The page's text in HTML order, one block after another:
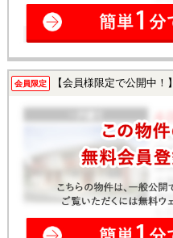
会員限定 【会員様限定で公開中！】